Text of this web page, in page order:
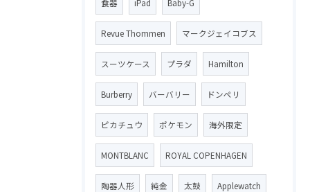
食器 iPad Baby-G
Revue Thommen マークジェイコブス
スーツケース プラダ Hamilton
Burberry バーバリー ドンペリ
ピカチュウ ポケモン 海外限定
MONTBLANC ROYAL COPENHAGEN
陶器人形 純金 太鼓 Applewatch